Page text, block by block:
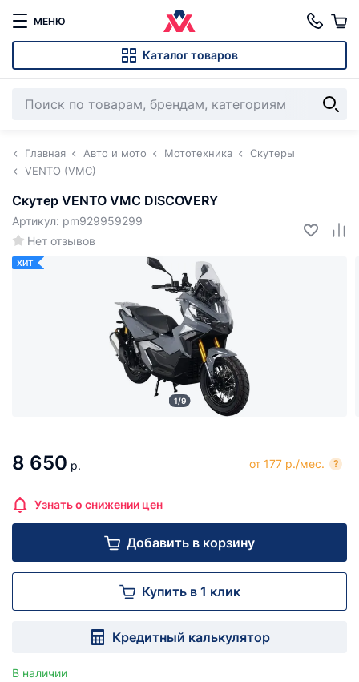
МЕНЮ
Каталог товаров
Главная Авто и мото Мототехника
Скутеры
VENTO (VMC)
Скутер VENTO VMC DISCOVERY
Нет отзывов
Артикул: pm929959299
ХИТ
1/9
8 650 р. от 177 р./мес. ?
Узнать о снижении цен
Добавить в корзину
Купить в 1 клик
Кредитный калькулятор
В наличии